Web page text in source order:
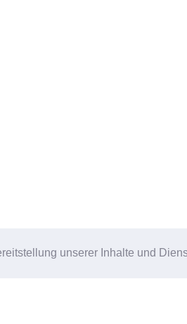
unserer Inhalte und